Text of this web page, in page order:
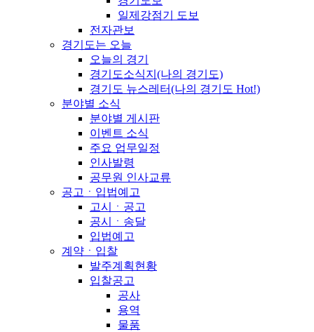
일제강점기 도보
전자관보
경기도는 오늘
오늘의 경기
경기도소식지(나의 경기도)
경기도 뉴스레터(나의 경기도 Hot!)
분야별 소식
분야별 게시판
이벤트 소식
주요 업무일정
인사발령
공무원 인사교류
공고ㆍ입법예고
고시ㆍ공고
공시ㆍ송달
입법예고
계약ㆍ입찰
발주계획현황
입찰공고
공사
용역
물품